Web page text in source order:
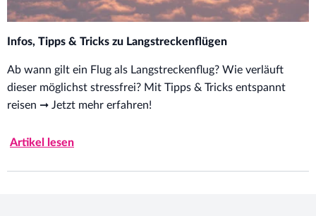
Infos, Tipps & Tricks zu Langstreckenflügen
Ab wann gilt ein Flug als Langstreckenflug? Wie verläuft
dieser möglichst stressfrei? Mit Tipps & Tricks entspannt
reisen ➞ Jetzt mehr erfahren!
Artikel lesen